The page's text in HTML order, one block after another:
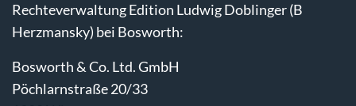
Rechteverwaltung Edition Ludwig Doblinger (B
Herzmansky) bei Bosworth:
Bosworth & Co. Ltd. GmbH
Pöchlarnstraße 20/33